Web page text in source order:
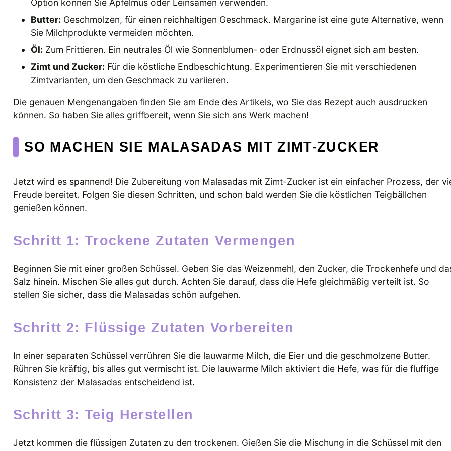
Option können Sie Apfelmus oder Leinsamen verwenden.
Butter: Geschmolzen, für einen reichhaltigen Geschmack. Margarine ist eine gute Alternative, wenn
Sie Milchprodukte vermeiden möchten.
Öl: Zum Frittieren. Ein neutrales Öl wie Sonnenblumen- oder Erdnussöl eignet sich am besten.
Zimt und Zucker: Für die köstliche Endbeschichtung. Experimentieren Sie mit verschiedenen
Zimtvarianten, um den Geschmack zu variieren.
Die genauen Mengenangaben finden Sie am Ende des Artikels, wo Sie das Rezept auch ausdrucken
können. So haben Sie alles griffbereit, wenn Sie sich ans Werk machen!
SO MACHEN SIE MALASADAS MIT ZIMT-ZUCKER
Jetzt wird es spannend! Die Zubereitung von Malasadas mit Zimt-Zucker ist ein einfacher Prozess, der
Freude bereitet. Folgen Sie diesen Schritten, und schon bald werden Sie die köstlichen Teigbällchen
genießen können.
Schritt 1: Trockene Zutaten Vermengen
Beginnen Sie mit einer großen Schüssel. Geben Sie das Weizenmehl, den Zucker, die Trockenhefe und
Salz hinein. Mischen Sie alles gut durch. Achten Sie darauf, dass die Hefe gleichmäßig verteilt ist. So
stellen Sie sicher, dass die Malasadas schön aufgehen.
Schritt 2: Flüssige Zutaten Vorbereiten
In einer separaten Schüssel verrühren Sie die lauwarme Milch, die Eier und die geschmolzene Butter.
Rühren Sie kräftig, bis alles gut vermischt ist. Die lauwarme Milch aktiviert die Hefe, was für die fluffige
Konsistenz der Malasadas entscheidend ist.
Schritt 3: Teig Herstellen
Jetzt kommen die flüssigen Zutaten zu den trockenen. Gießen Sie die Mischung in die Schüssel mit den